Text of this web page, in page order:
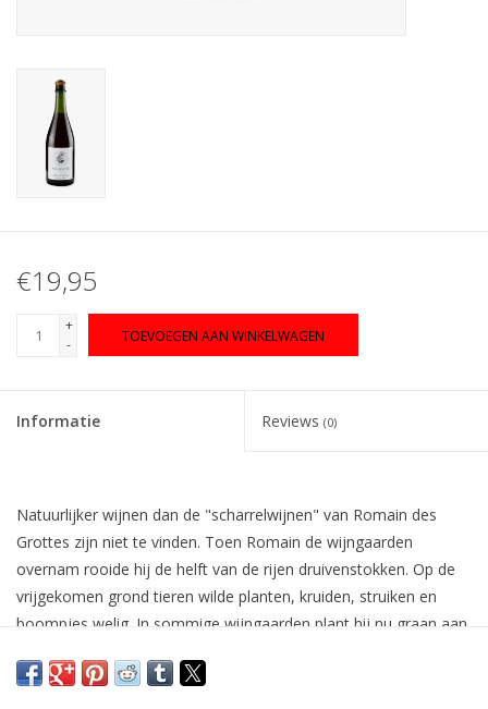
WSET wijncursus
€19,95
+
-
TOEVOEGEN AAN WINKELWAGEN
Informatie Reviews (0)
Natuurlijker wijnen dan de "scharrelwijnen" van Romain des
Grottes zijn niet te vinden. Toen Romain de wijngaarden
overnam rooide hij de helft van de rijen druivenstokken. Op de
vrijgekomen grond tieren wilde planten, kruiden, struiken en
boompjes welig. In sommige wijngaarden plant hij nu graan aan
uitsluitend behandeld met plantaardige extracten. De wijn wordt